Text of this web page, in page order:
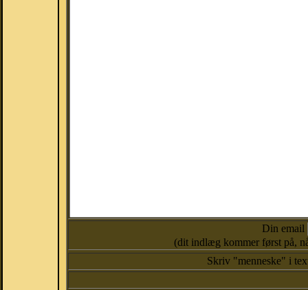
Din email
(dit indlæg kommer først på,
Skriv "menneske" i